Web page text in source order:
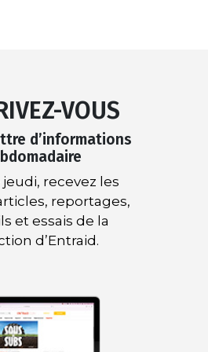
VOUS
d’informations
recevez les
reportages,
et essais de la
d’Entraid.